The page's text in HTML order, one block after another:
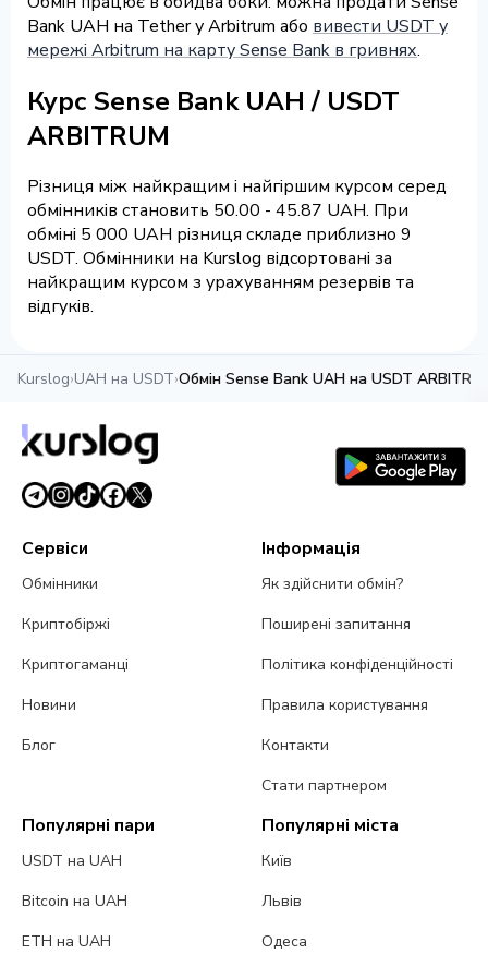
Bank UAH на Tether у Arbitrum або вивести USDT у
мережі Arbitrum на карту Sense Bank в гривнях.
Курс Sense Bank UAH / USDT
ARBITRUM
Різниця між найкращим і найгіршим курсом серед
обмінників становить 50.00 - 45.87 UAH. При
обміні 5 000 UAH різниця складе приблизно 9
USDT. Обмінники на Kurslog відсортовані за
найкращим курсом з урахуванням резервів та
відгуків.
Kurslog›UAH на USDT›Обмін Sense Bank UAH на USDT
Сервіси
Обмінники
Криптобіржі
Криптогаманці
Новини
Блог
Інформація
Як здійснити обмін?
Поширені запитання
Політика конфіденційності
Правила користування
Контакти
Стати партнером
Популярні пари
USDT на UAH
Bitcoin на UAH
ETH на UAH
Популярні міста
Київ
Львів
Одеса